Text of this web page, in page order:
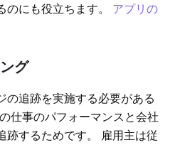
にも役立ちます。 アプリの
グ
の追跡を実施する必要がある
仕事のパフォーマンスと会社
跡するためです。 雇用主は従